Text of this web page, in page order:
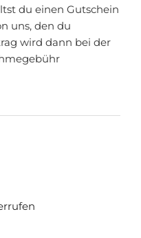
du einen Gutschein
uns, den du
wird dann bei der